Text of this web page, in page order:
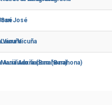
San José
Laura Vicuña
María Auxiliadora (Barahona)